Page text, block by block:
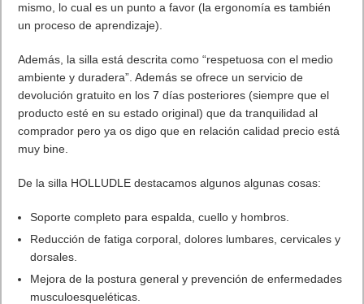
mismo, lo cual es un punto a favor (la ergonomía es también
un proceso de aprendizaje).
Además, la silla está descrita como “respetuosa con el medio
ambiente y duradera”. Además se ofrece un servicio de
devolución gratuito en los 7 días posteriores (siempre que el
producto esté en su estado original) que da tranquilidad al
comprador pero ya os digo que en relación calidad precio está
muy bine.
De la silla HOLLUDLE destacamos algunos algunas cosas:
Soporte completo para espalda, cuello y hombros.
Reducción de fatiga corporal, dolores lumbares, cervicales y
dorsales.
Mejora de la postura general y prevención de enfermedades
musculoesqueléticas.